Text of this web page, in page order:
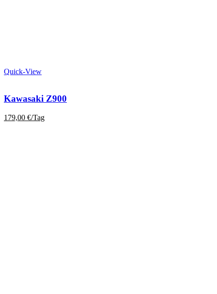
Quick-View
Kawasaki Z900
179,00 €/Tag